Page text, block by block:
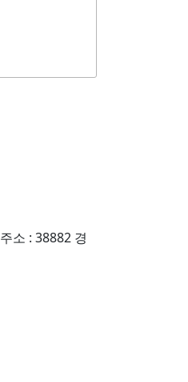
주소 : 38882 경